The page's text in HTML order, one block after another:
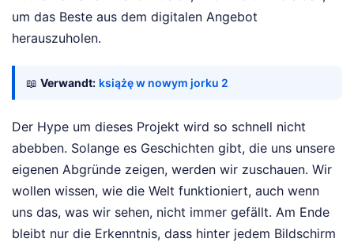
um das Beste aus dem digitalen Angebot
herauszuholen.
📖 Verwandt: książę w nowym jorku 2
Der Hype um dieses Projekt wird so schnell nicht
abebben. Solange es Geschichten gibt, die uns unsere
eigenen Abgründe zeigen, werden wir zuschauen. Wir
wollen wissen, wie die Welt funktioniert, auch wenn
uns das, was wir sehen, nicht immer gefällt. Am Ende
bleibt nur die Erkenntnis, dass hinter jedem Bildschirm